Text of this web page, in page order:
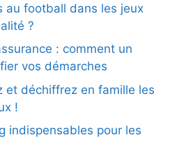
au football dans les jeux
?
: comment un
vos démarches
et déchiffrez en famille les
!
indispensables pour les